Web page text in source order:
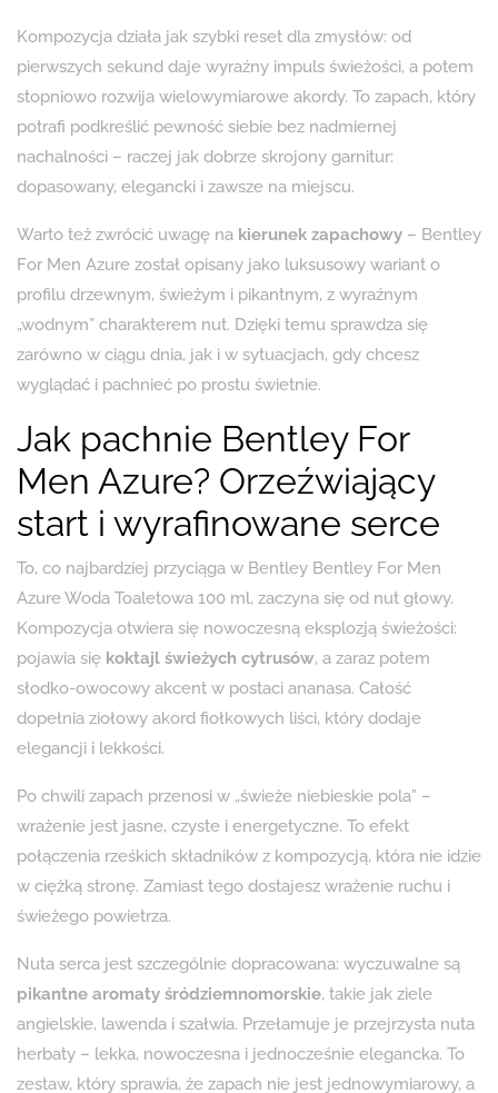
Kompozycja działa jak szybki reset dla zmysłów: od
pierwszych sekund daje wyraźny impuls świeżości, a potem
stopniowo rozwija wielowymiarowe akordy. To zapach, który
potrafi podkreślić pewność siebie bez nadmiernej
nachalności – raczej jak dobrze skrojony garnitur:
dopasowany, elegancki i zawsze na miejscu.
Warto też zwrócić uwagę na kierunek zapachowy – Bentley
For Men Azure został opisany jako luksusowy wariant o
profilu drzewnym, świeżym i pikantnym, z wyraźnym
„wodnym” charakterem nut. Dzięki temu sprawdza się
zarówno w ciągu dnia, jak i w sytuacjach, gdy chcesz
wyglądać i pachnieć po prostu świetnie.
Jak pachnie Bentley For
Men Azure? Orzeźwiający
start i wyrafinowane serce
To, co najbardziej przyciąga w Bentley Bentley For Men
Azure Woda Toaletowa 100 ml, zaczyna się od nut głowy.
Kompozycja otwiera się nowoczesną eksplozją świeżości:
pojawia się koktajl świeżych cytrusów, a zaraz potem
słodko-owocowy akcent w postaci ananasa. Całość
dopełnia ziołowy akord fiołkowych liści, który dodaje
elegancji i lekkości.
Po chwili zapach przenosi w „świeże niebieskie pola” –
wrażenie jest jasne, czyste i energetyczne. To efekt
połączenia rześkich składników z kompozycją, która nie idzie
w ciężką stronę. Zamiast tego dostajesz wrażenie ruchu i
świeżego powietrza.
Nuta serca jest szczególnie dopracowana: wyczuwalne są
pikantne aromaty śródziemnomorskie, takie jak ziele
angielskie, lawenda i szałwia. Przełamuje je przejrzysta nuta
herbaty – lekka, nowoczesna i jednocześnie elegancka. To
zestaw, który sprawia, że zapach nie jest jednowymiarowy, a